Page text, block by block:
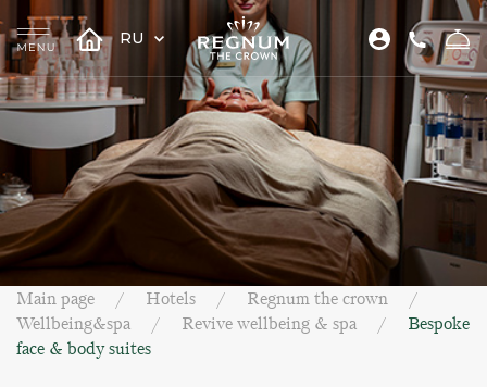
RU
Main page Hotels
Regnum the crown
Wellbeing&spa
Revive wellbeing & spa
Bespoke
face & body suites